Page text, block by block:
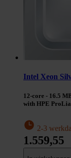
Intel Xeon
12-core - 16.5
with HPE
2-3
1.559,55